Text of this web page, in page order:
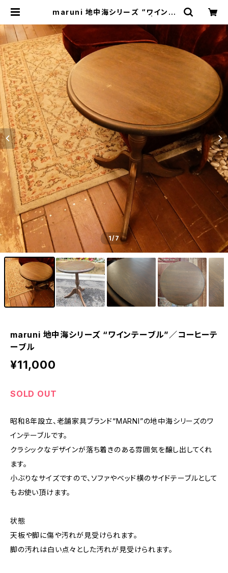
maruni 地中海シリーズ “ワインテ
ス-torinoth- | 新宿区神楽坂のリサ
イクルショップ・古着
1/7
maruni 地中海シリーズ “ワインテーブル”／コーヒーテ
ーブル
¥11,000
SOLD OUT
昭和8年設立、老舗家具ブランド“MARNI”の地中海シリーズのワ
インテーブルです。
クラシックなデザインが落ち着きのある雰囲気を醸し出してくれ
ます。
小ぶりなサイズですので、ソファやベッド横のサイドテーブルとして
もお使い頂けます。
状態
天板や脚に傷や汚れが見受けられます。
脚の汚れは白い点々とした汚れが見受けられます。